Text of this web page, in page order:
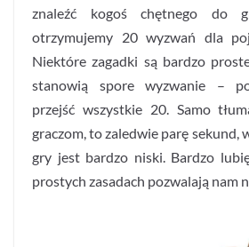
znaleźć kogoś chętnego do
otrzymujemy 20 wyzwań dla
Niektóre zagadki są bardzo
stanowią spore wyzwanie –
przejść wszystkie 20. Samo
graczom, to zaledwie parę sekund,
gry jest bardzo niski. Bardzo
prostych zasadach pozwalają nam